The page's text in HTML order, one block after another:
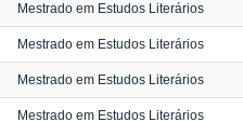
Mestrado em Estudos Literários
Mestrado em Estudos Literários
Mestrado em Estudos Literários
Mestrado em Estudos Literários